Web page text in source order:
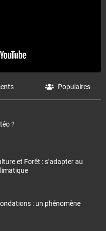
Populaires
?
et Forêt : s’adapter au
: un phénomène